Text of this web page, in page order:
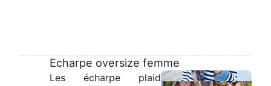
Echarpe oversize femme
Les écharpe plaid